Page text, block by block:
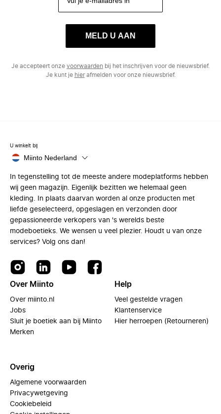
MELD U AAN
Je accepteert onze voorwaarden bij het inschrijven voor de nieuwsbrief.
Je kunt je hierafmelden voor onze nieuwsbrief.
U winkelt bij
Miinto Nederland
In tegenstelling tot de meeste andere modeplatforms hebben
wij geen magazijn. Eigenlijk bezitten we helemaal geen
kleding. In plaats daarvan worden al onze producten met
liefde geselecteerd, opgeslagen en verzonden door
gepassioneerde verkopers van 's werelds beste
modeboetieks. We wensen u veel plezier. Houdt u van onze
services? Volg ons dan!
Over Miinto
Over miinto.nl
Jobs
Sluit je boetiek aan bij Miinto
Merken
Help
Veel gestelde vragen
Klantenservice
Hier herroepen (Retourneren)
Overig
Algemene voorwaarden
Privacywetgeving
Cookiebeleid